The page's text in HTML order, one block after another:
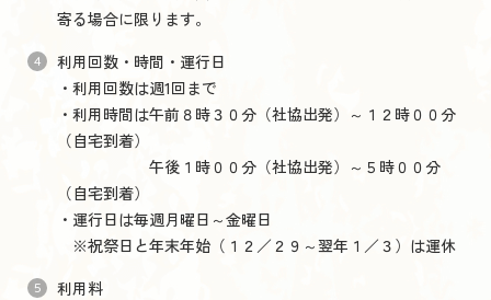
寄る場合に限ります。
利用回数・時間・運行日
・利用回数は週1回まで
・利用時間は午前８時３０分（社協出発）～１２時００分
（自宅到着）
午後１時００分（社協出発）～５時００分
（自宅到着）
・運行日は毎週月曜日～金曜日
※祝祭日と年末年始（１２／２９～翌年１／３）は運休
利用料